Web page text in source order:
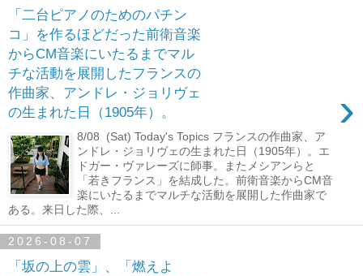
「二台ピアノのためのパチン
コ」を作るほどだった前衛音楽
からCM音楽にいたるまでマル
チな活動を展開したフランスの
作曲家、アンドレ・ジョリヴェ
の生まれた日（1905年）。
›
8/08 (Sat) Today's Topics フランスの作曲家、ア
ンドレ・ジョリヴェの生まれた日（1905年）。エ
ドガー・ヴァレーズに師事。またメシアンらと
「若きフランス」を結成した。前衛音楽からCM音
楽にいたるまでマルチな活動を展開した作曲家で
ある。来日した際、...
2026-08-07
「坂の上の雲」、「燃えよ